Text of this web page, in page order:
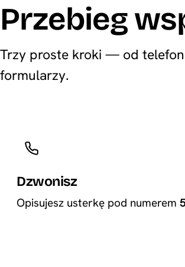
Przebieg
Trzy proste kroki — od
formularzy.
Dzwonisz
Opisujesz usterkę pod numerem